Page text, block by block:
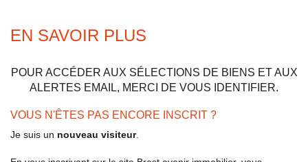
EN SAVOIR PLUS
POUR ACCÉDER AUX SÉLECTIONS DE BIENS ET AUX
ALERTES EMAIL, MERCI DE VOUS IDENTIFIER.
VOUS N'ÊTES PAS ENCORE INSCRIT ?
Je suis un nouveau visiteur.